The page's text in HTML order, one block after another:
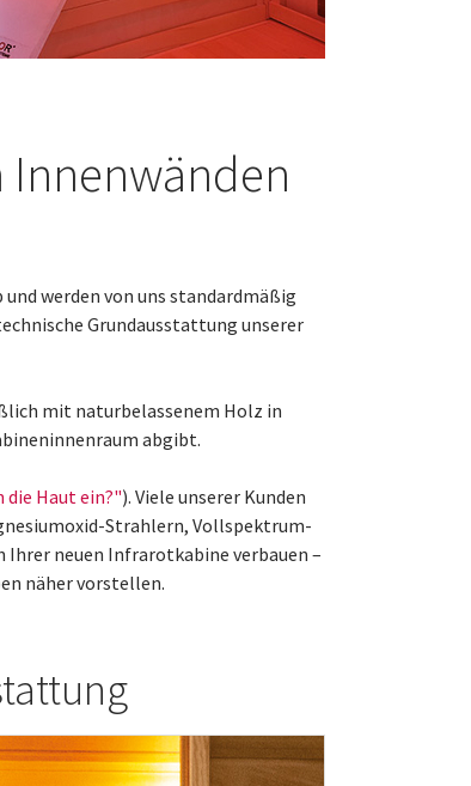
werden von uns standardmäßig
Grundausstattung unserer
mit naturbelassenem Holz in
abgibt.
Haut ein?"). Viele unserer Kunden
Strahlern, Vollspektrum-
neuen Infrarotkabine verbauen –
näher vorstellen.